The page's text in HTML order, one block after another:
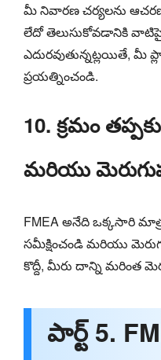
మీ నివారణ చర్యలను
లేదో తెలుసుకోవడానికి
ఎదురవుతున్నట్లయితే, మీ
ప్రయత్నించండి.
10. క్రమం
మరియు
FMEA అనేది ఒక్కసారి
సమీక్షించండి మరియు
కొద్దీ, మీరు దాన్ని మరింత
పార్ట్ 5.